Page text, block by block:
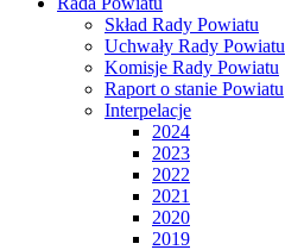
Skład Rady Powiatu
Uchwały Rady Powiatu
Komisje Rady Powiatu
Raport o stanie Powiatu
Interpelacje
2024
2023
2022
2021
2020
2019